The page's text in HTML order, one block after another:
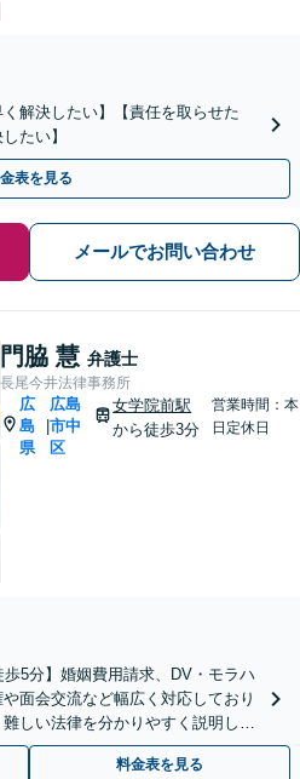
解決したい】【責任を取らせた
たい】
表を見る
メールでお問い合わせ
門脇 慧 弁護士
長尾今井法律事務所
広
島
県
広島
市中
区
女学院前駅
から徒歩3分
営業時間：本
日定休日
歩5分】婚姻費用請求、DV・モラハ
面会交流など幅広く対応しており
しい法律を分かりやすく説明しま
料金表を見る